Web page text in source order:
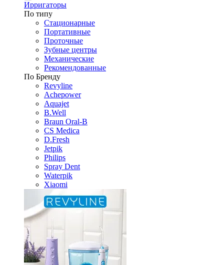
Ирригаторы
По типу
Стационарные
Портативные
Проточные
Зубные центры
Механические
Рекомендованные
По Бренду
Revyline
Achepower
Aquajet
B.Well
Braun Oral-B
CS Medica
D.Fresh
Jetpik
Philips
Spray Dent
Waterpik
Xiaomi